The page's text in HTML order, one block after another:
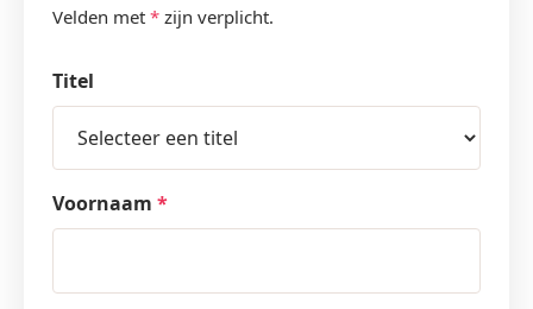
Velden met * zijn verplicht.
Titel
Voornaam *